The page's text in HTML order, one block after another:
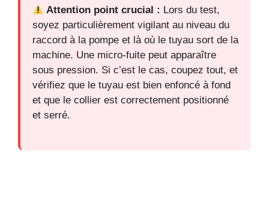
Attention point crucial : Lors du test,
soyez particulièrement vigilant au niveau du
raccord à la pompe et là où le tuyau sort de la
machine. Une micro-fuite peut apparaître
sous pression. Si c’est le cas, coupez tout, et
vérifiez que le tuyau est bien enfoncé à fond
et que le collier est correctement positionné
et serré.